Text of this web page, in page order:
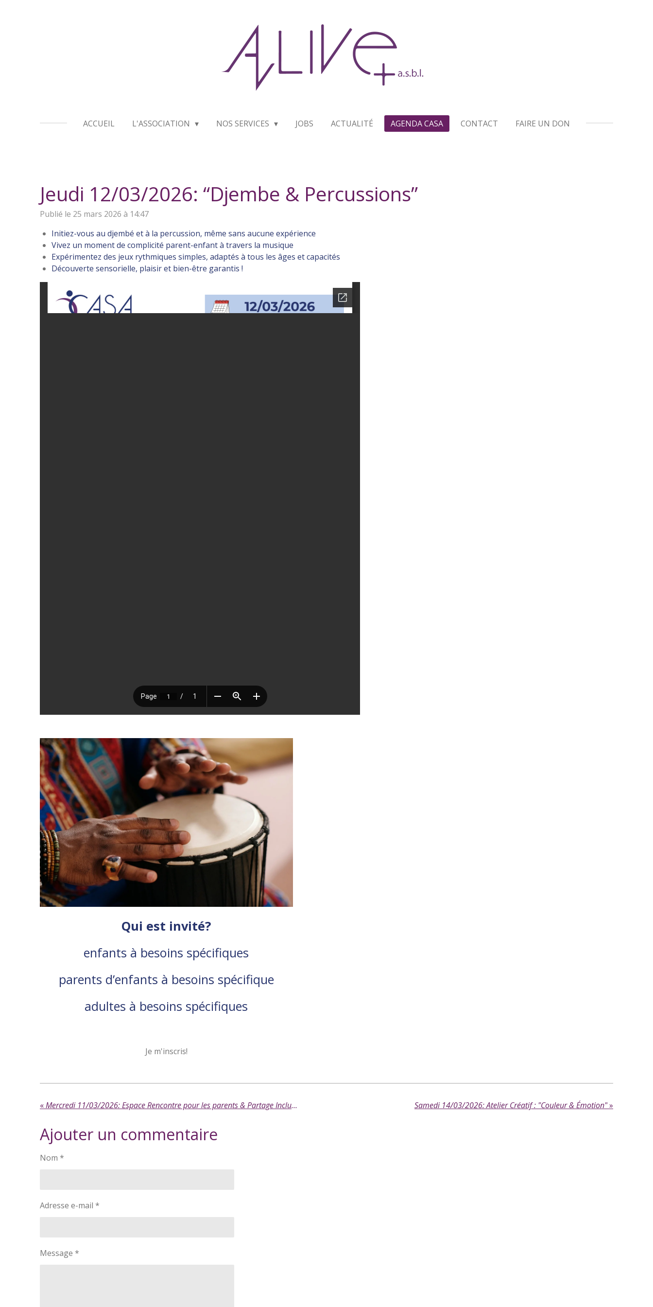
ACCUEIL L'ASSOCIATION NOS SERVICES JOBS ACTUALITÉ AGENDA CASA CONTACT FAIRE UN DON
Jeudi 12/03/2026: “Djembe & Percussions”
Publié le 25 mars 2026 à 14:47
Initiez-vous au djembé et à la percussion, même sans aucune expérience
Vivez un moment de complicité parent-enfant à travers la musique
Expérimentez des jeux rythmiques simples, adaptés à tous les âges et capacités
Découverte sensorielle, plaisir et bien-être garantis !
Qui est invité?
enfants à besoins spécifiques
parents d’enfants à besoins spécifique
adultes à besoins spécifiques
Je m'inscris!
« Mercredi 11/03/2026: Espace Rencontre pour les parents & Partage Inclusif Samedi 14/03/2026: Atelier Créatif : "Couleur & Émotion"»
Ajouter un commentaire
Nom *
Adresse e-mail *
Message *